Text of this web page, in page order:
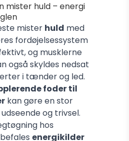
mister huld – energi
mister huld med
fordøjelsessystem
og musklerne
også skyldes nedsat
i tænder og led.
foder til
kan gøre en stor
og trivsel.
hos
energikilder